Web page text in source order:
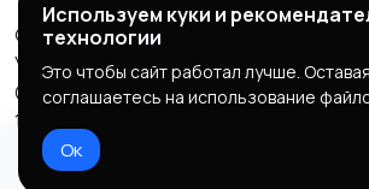
© 2026 Орен-АЙ - Авто | Недвижимость
Услуги
Создал Карусов Е.С ООО "ЦПК" ИНН
1235600008841
Правила сервиса
Используем куки и
технологии
Это чтобы сайт работал лучше.
соглашаетесь на использование
Ок